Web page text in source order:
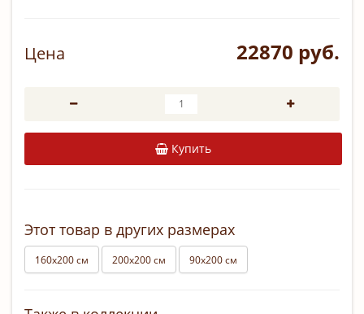
Цена 22870 руб.
Купить
Этот товар в других размерах
160х200 см 200х200 см 90х200 см